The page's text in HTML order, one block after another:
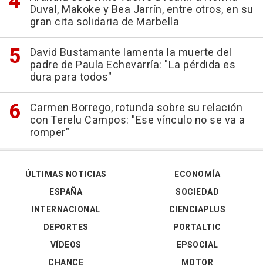
Duval, Makoke y Bea Jarrín, entre otros, en su
gran cita solidaria de Marbella
David Bustamante lamenta la muerte del
padre de Paula Echevarría: "La pérdida es
dura para todos"
Carmen Borrego, rotunda sobre su relación
con Terelu Campos: "Ese vínculo no se va a
romper"
ÚLTIMAS NOTICIAS
ESPAÑA
INTERNACIONAL
DEPORTES
VÍDEOS
ECONOMÍA
SOCIEDAD
CIENCIAPLUS
PORTALTIC
EPSOCIAL
CHANCE
MOTOR